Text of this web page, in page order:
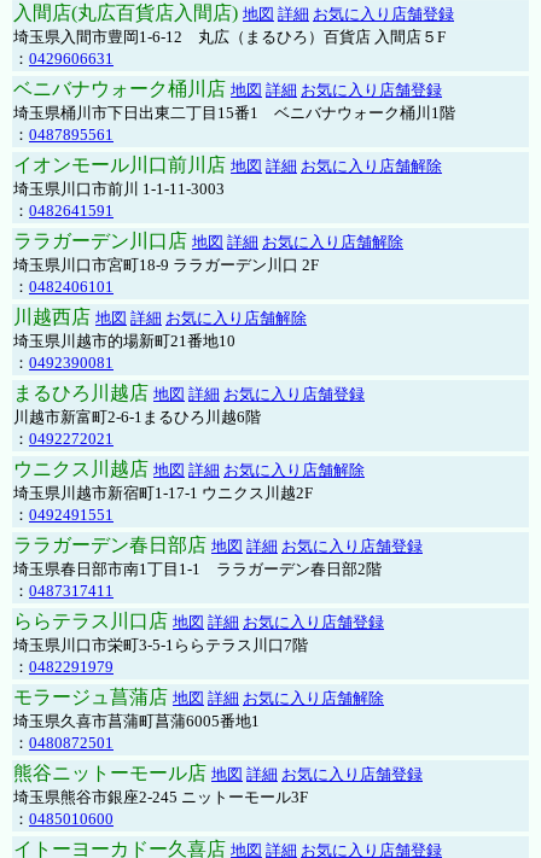
入間店(丸広百貨店入間店) 地図 詳細 お気に入り店舗登録
埼玉県入間市豊岡1-6-12 丸広（まるひろ）百貨店 入間店５F
： 0429606631
ベニバナウォーク桶川店 地図 詳細 お気に入り店舗登録
埼玉県桶川市下日出東二丁目15番1 ベニバナウォーク桶川1階
： 0487895561
イオンモール川口前川店 地図 詳細 お気に入り店舗解除
埼玉県川口市前川 1-1-11-3003
： 0482641591
ララガーデン川口店 地図 詳細 お気に入り店舗解除
埼玉県川口市宮町18-9 ララガーデン川口 2F
： 0482406101
川越西店 地図 詳細 お気に入り店舗解除
埼玉県川越市的場新町21番地10
： 0492390081
まるひろ川越店 地図 詳細 お気に入り店舗登録
川越市新富町2-6-1まるひろ川越6階
： 0492272021
ウニクス川越店 地図 詳細 お気に入り店舗解除
埼玉県川越市新宿町1-17-1 ウニクス川越2F
： 0492491551
ララガーデン春日部店 地図 詳細 お気に入り店舗登録
埼玉県春日部市南1丁目1-1 ララガーデン春日部2階
： 0487317411
ららテラス川口店 地図 詳細 お気に入り店舗登録
埼玉県川口市栄町3-5-1ららテラス川口7階
： 0482291979
モラージュ菖蒲店 地図 詳細 お気に入り店舗解除
埼玉県久喜市菖蒲町菖蒲6005番地1
： 0480872501
熊谷ニットーモール店 地図 詳細 お気に入り店舗登録
埼玉県熊谷市銀座2-245 ニットーモール3F
： 0485010600
イトーヨーカドー久喜店 地図 詳細 お気に入り店舗登録